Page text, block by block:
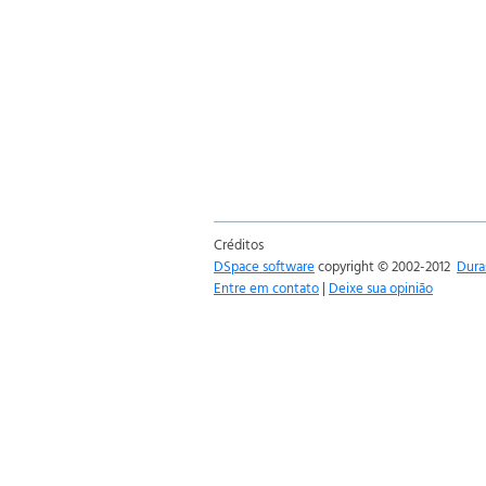
Créditos
DSpace softwarecopyright © 2002-2012
Entre em contato | Deixe sua opinião